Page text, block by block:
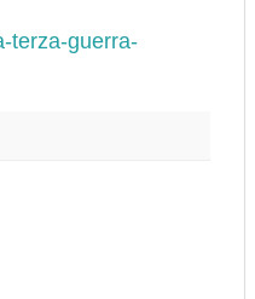
terza-guerra-